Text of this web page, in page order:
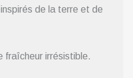
de la terre et de
fraîcheur irrésistible.